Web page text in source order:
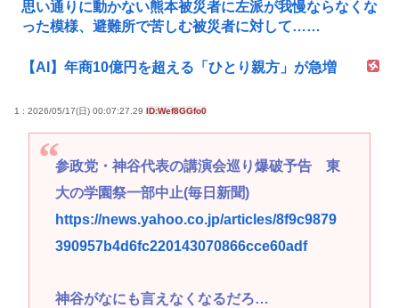
思い通りに動かない熊本被災者に左派が我慢ならなくな
った模様、避難所で苦しむ被災者に対して……
【AI】年商10億円を超える「ひとり親方」が急増
1 : 2026/05/17(日) 00:07:27.29 ID:Wef8GGfo0
参政党・神谷代表の講演会巡り爆破予告 東
大の学園祭一部中止(毎日新聞)
https://news.yahoo.co.jp/articles/8f9c9879
390957b4d6fc220143070866cce60adf
神谷がなにも言えなくなるだろ…